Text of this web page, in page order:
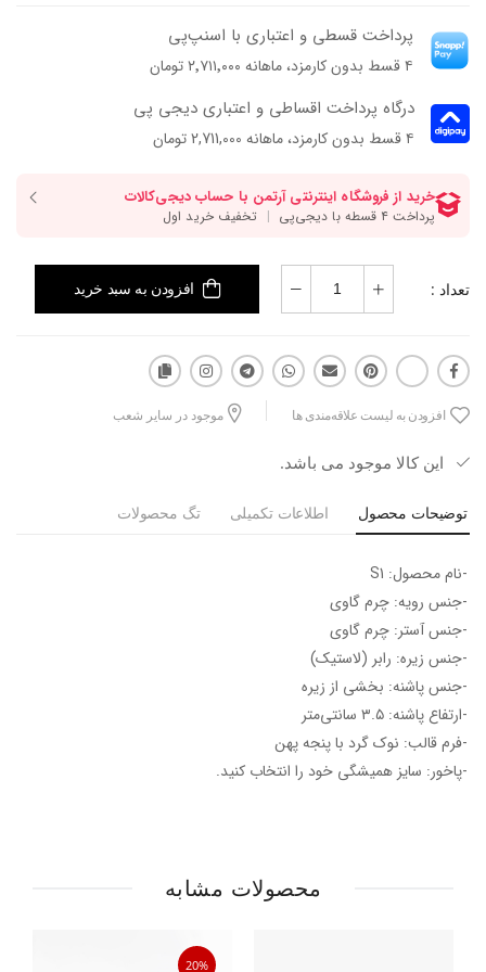
پرداخت قسطی و اعتباری با اسنپ‌پی
۴ قسط بدون کارمزد، ماهانه ۲٬۷۱۱٬۰۰۰ تومان
درگاه پرداخت اقساطی و اعتباری دیجی پی
۴ قسط بدون کارمزد، ماهانه 2,711,000 تومان
تعداد : افزودن به سبد خرید
افزودن به لیست علاقه‌مندی ها موجود در سایر شعب
این کالا موجود می باشد.
توضیحات محصول اطلاعات تکمیلی تگ محصولات
-نام محصول: S1
-جنس رویه: چرم گاوی
-جنس آستر: چرم گاوی
-جنس زیره: رابر (لاستیک)
-جنس پاشنه: بخشی از زیره
-ارتفاع پاشنه: ۳.۵ سانتی‌متر
-فرم قالب: نوک گرد با پنجه پهن
-پاخور: سایز همیشگی خود را انتخاب کنید.
محصولات مشابه
20%